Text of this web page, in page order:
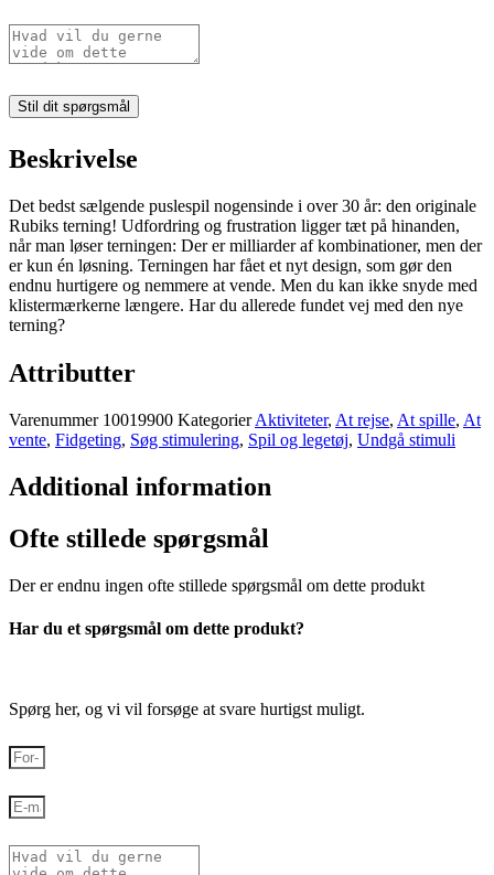
Stil dit spørgsmål
Beskrivelse
Det bedst sælgende puslespil nogensinde i over 30 år: den originale
Rubiks terning! Udfordring og frustration ligger tæt på hinanden,
når man løser terningen: Der er milliarder af kombinationer, men der
er kun én løsning. Terningen har fået et nyt design, som gør den
endnu hurtigere og nemmere at vende. Men du kan ikke snyde med
klistermærkerne længere. Har du allerede fundet vej med den nye
terning?
Attributter​
Varenummer 10019900 Kategorier Aktiviteter, At rejse, At spille, At
vente, Fidgeting, Søg stimulering, Spil og legetøj, Undgå stimuli
Additional information
Ofte stillede spørgsmål
Der er endnu ingen ofte stillede spørgsmål om dette produkt
Har du et spørgsmål om dette produkt?
Spørg her, og vi vil forsøge at svare hurtigst muligt.